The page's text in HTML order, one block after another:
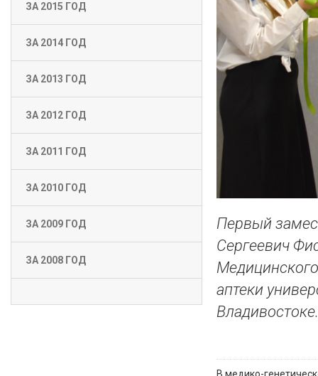
ЗА 2015 ГОД
ЗА 2014 ГОД
ЗА 2013 ГОД
ЗА 2012 ГОД
ЗА 2011 ГОД
ЗА 2010 ГОД
ЗА 2009 ГОД
ЗА 2008 ГОД
Первый
Сергеевич
аптеки
Владивостоке.